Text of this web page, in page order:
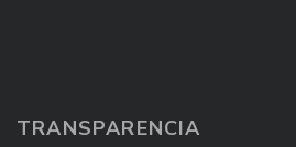
TRANSPARENCIA